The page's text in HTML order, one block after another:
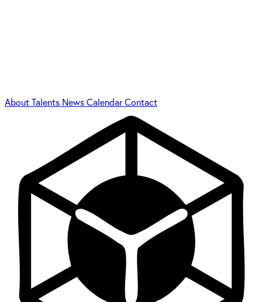
AboutTalents NewsCalendarContact